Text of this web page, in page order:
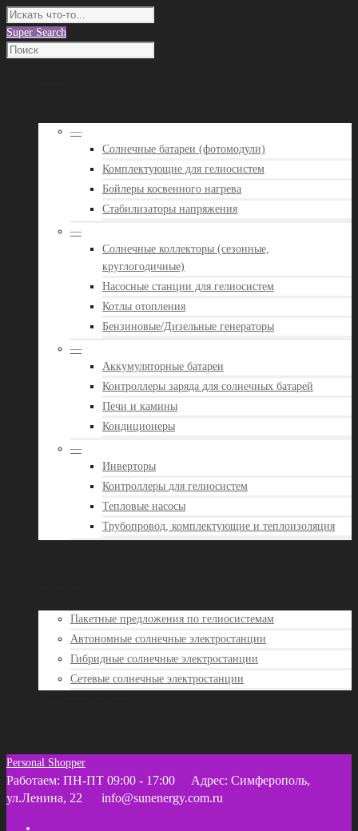
Super Search
—
Солнечные батареи (фотомодули)
Комплектующие для гелиосистем
Бойлеры косвенного нагрева
Стабилизаторы напряжения
—
Солнечные коллекторы (сезонные,
круглогодичные)
Насосные станции для гелиосистем
Котлы отопления
Бензиновые/Дизельные генераторы
—
Аккумуляторные батареи
Контроллеры заряда для солнечных батарей
Печи и камины
Кондиционеры
—
Инверторы
Контроллеры для гелиосистем
Тепловые насосы
Трубопровод, комплектующие и теплоизоляция
Пакетные предложения по гелиосистемам
Автономные солнечные электростанции
Гибридные солнечные электростанции
Сетевые солнечные электростанции
Personal Shopper
Работаем: ПН-ПТ 09:00 - 17:00
Адрес: Симферополь,
ул.Ленина, 22
info@sunenergy.com.ru